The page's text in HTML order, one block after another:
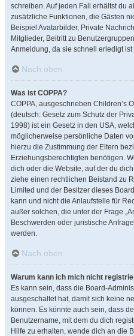
schreiben. Auf jeden Fall erhältst du
zusätzliche Funktionen, die Gästen
Beispiel Avatarbilder, Private
Mitglieder, Beitritt zu
Anmeldung, da sie schnell erledigt
Nach oben
Was ist COPPA?
COPPA, ausgeschrieben Children’s
(deutsch: Gesetz zum Schutz der
1998) ist ein Gesetz in den USA,
möglicherweise persönliche Daten
hierzu die Zustimmung der Eltern
Erziehungsberechtigten benötigen.
dich oder die Website, auf der du
ziehe einen rechtlichen Beistand zu
Limited und der Besitzer dieses
kann und nicht die Anlaufstelle für
außer solchen, die unter der Frage
Beschwerden oder juristische
werden.
Nach oben
Warum kann ich mich nicht
Es kann sein, dass die Board-
ausgeschaltet hat, damit sich keine
können. Es könnte auch sein, dass
Benutzername, mit dem du dich
Hilfe zu erhalten, wende dich an die